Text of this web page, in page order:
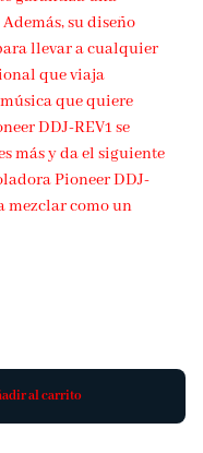
su diseño
llevar a cualquier
que viaja
que quiere
DDJ-REV1 se
más y da el siguiente
Pioneer DDJ-
mezclar como un